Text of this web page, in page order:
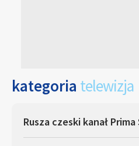
kategoria telewizja
Rusza czeski kanał